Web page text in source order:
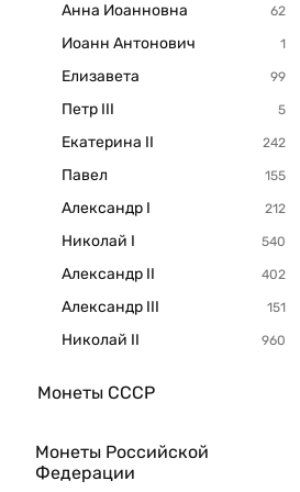
Анна Иоанновна
Иоанн Антонович
Елизавета
Петр III
Екатерина II
Павел
Александр I
Николай I
Александр II
Александр III
Николай II
Монеты СССР
Монеты Российской
Федерации